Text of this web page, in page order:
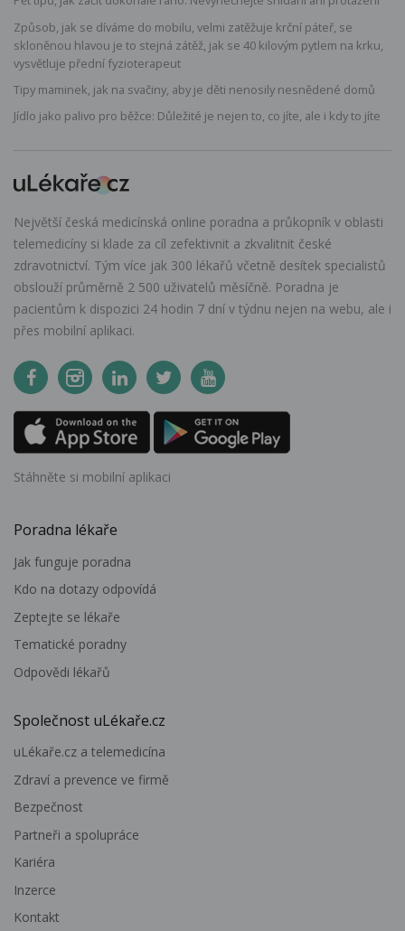
Způsob, jak se díváme do mobilu, velmi zatěžuje krční páteř, se
skloněnou hlavou je to stejná zátěž, jak se 40 kilovým pytlem na krku,
vysvětluje přední fyzioterapeut
Tipy maminek, jak na svačiny, aby je děti nenosily nesnědené domů
Jídlo jako palivo pro běžce: Důležité je nejen to, co jíte, ale i kdy to jíte
Největší česká medicínská online poradna a průkopník v oblasti
telemedicíny si klade za cíl zefektivnit a zkvalitnit české
zdravotnictví. Tým více jak 300 lékařů včetně desítek specialistů
obslouží průměrně 2 500 uživatelů měsíčně. Poradna je
pacientům k dispozici 24 hodin 7 dní v týdnu nejen na webu, ale i
přes mobilní aplikaci.
Stáhněte si mobilní aplikaci
Poradna lékaře
Jak funguje poradna
Kdo na dotazy odpovídá
Zeptejte se lékaře
Tematické poradny
Odpovědi lékařů
Společnost uLékaře.cz
uLékaře.cz a telemedicína
Zdraví a prevence ve firmě
Bezpečnost
Partneři a spolupráce
Kariéra
Inzerce
Kontakt